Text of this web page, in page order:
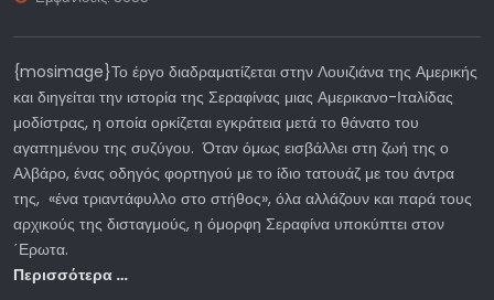
{mosimage}Το έργο διαδραματίζεται στην Λουιζιάνα της Αμερικής
και διηγείται την ιστορία της Σεραφίνας μιας Αμερικανο-Ιταλίδας
μοδίστρας, η οποία ορκίζεται εγκράτεια μετά το θάνατο του
αγαπημένου της συζύγου. Όταν όμως εισβάλλει στη ζωή της ο
Αλβάρο, ένας οδηγός φορτηγού με το ίδιο τατουάζ με του άντρα
της, «ένα τριαντάφυλλο στο στήθος», όλα αλλάζουν και παρά τους
αρχικούς της δισταγμούς, η όμορφη Σεραφίνα υποκύπτει στον
΄Ερωτα.
Περισσότερα …